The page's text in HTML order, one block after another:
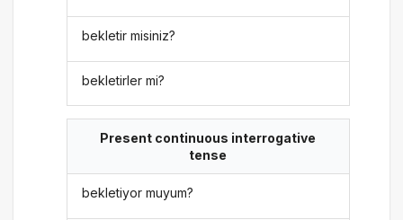
bekletir misiniz?
bekletirler mi?
Present continuous interrogative
tense
bekletiyor muyum?